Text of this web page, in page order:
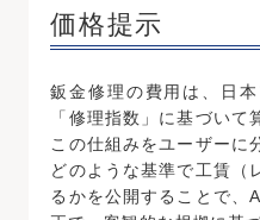
価格提示
鈑金修理の費用は、日
「修理指数」に基づいて
この仕組みをユーザーに
どのような基準で工賃（
るかを公開することで、